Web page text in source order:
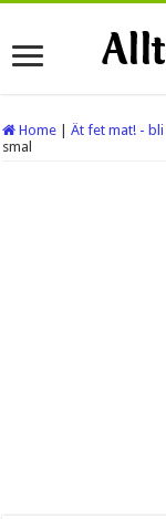
Home Ät fet mat! - bli
smal